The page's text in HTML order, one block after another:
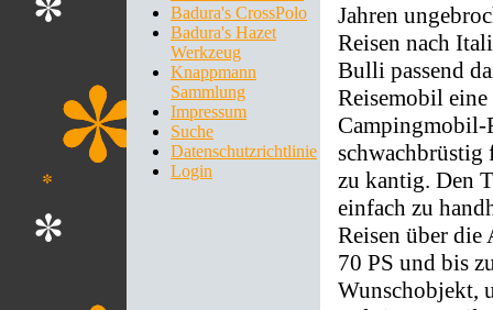
Badura's CrossPolo
Badura's Hazet
Werkzeug
Knappmann
Sammlung
Impressum
Suche
Datenschutzrichtlinie
Login
Jahren
Reisen nach
Bulli passend
Reisemobil
Campingmobil-
schwachbrüstig
zu kantig. Den
einfach zu
Reisen über
70 PS und bis
Wunschobjekt,